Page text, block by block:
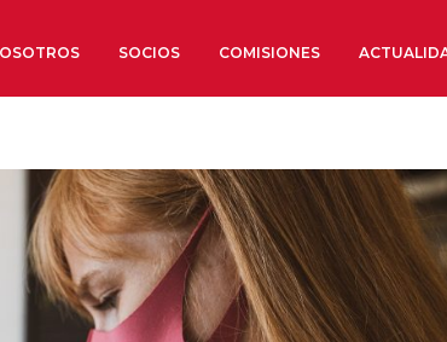
Órganos de Gobierno
Órganos Consultivos
Estructura Ejecutiva
Institut d’Estudis Estratègics
SOCIOS COMISIONES